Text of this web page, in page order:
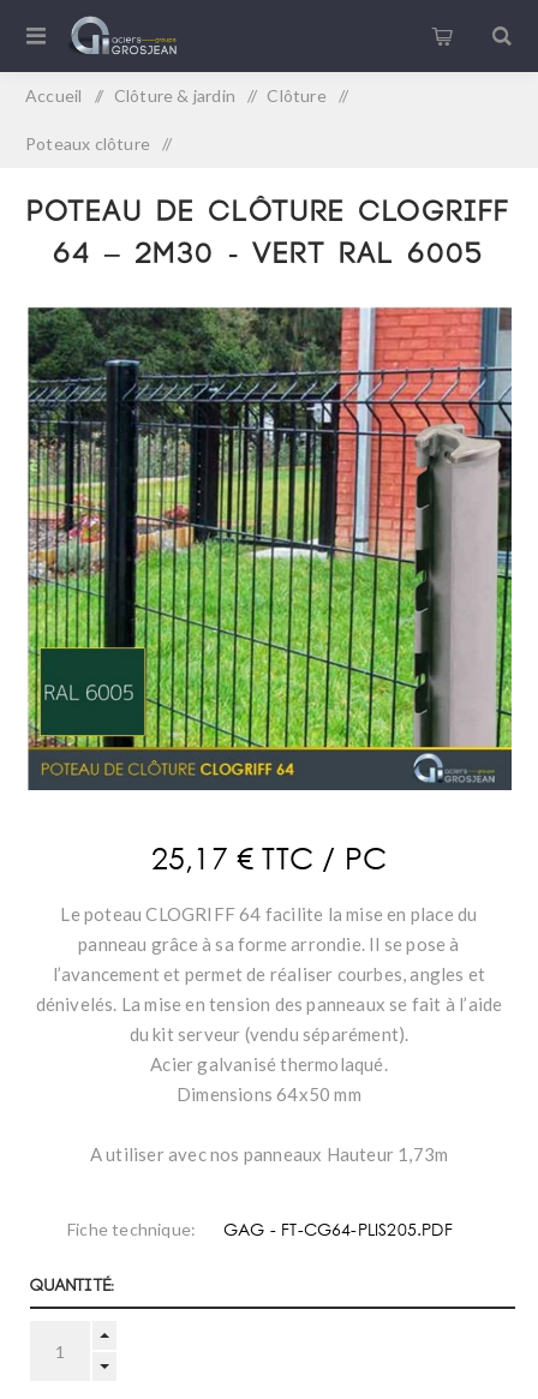
Accueil / Clôture & jardin / Clôture /
Poteaux clôture /
POTEAU DE CLÔTURE CLOGRIFF 64 – 2M30 - VERT RAL
6005
POTEAU DE CLÔTURE CLOGRIFF
64 – 2M30 - VERT RAL 6005
25,17 € TTC / PC
Le poteau CLOGRIFF 64 facilite la mise en place du
panneau grâce à sa forme arrondie. Il se pose à
l’avancement et permet de réaliser courbes, angles et
dénivelés. La mise en tension des panneaux se fait à l’aide
du kit serveur (vendu séparément).
Acier galvanisé thermolaqué.
Dimensions 64x50 mm
A utiliser avec nos panneaux Hauteur 1,73m
Fiche technique: GAG - FT-CG64-PLIS205.PDF
Quantité: